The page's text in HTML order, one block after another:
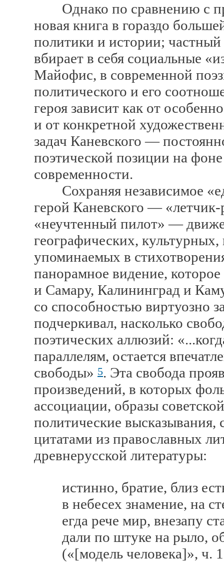
Однако по сравнению с
новая книга в гораздо
политики и истории; частный
вбирает в себя социальные
Майофис, в современной
политического и его
героя зависит как от
и от конкретной
задач Каневского —
поэтической позиции на
современности.
Сохраняя независимое
герой Каневского — «летчик-
«неучтенный пилот» —
географических,
упоминаемых в
панорамное видение,
и Самару, Калининград и
со способностью виртуозно
подчеркивал, насколько
поэтических аллюзий:
параллелям, остается
свободы» 5. Эта свобода
произведений, в которых
ассоциации, образы
политические высказывания,
цитатами из православных
древнерусской литературы:
истинно, братие, близ
в небесех знамение, на
егда рече мир, внезапу
дали по штуке на рыло,
(«[модель человека]», ч.